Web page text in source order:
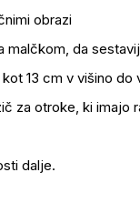
obrazi
da
13 cm v višino
za otroke, ki imajo
dalje.